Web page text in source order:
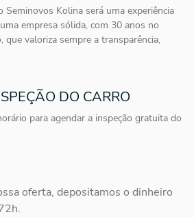
Seminovos Kolina será uma experiência
empresa sólida, com 30 anos no
que valoriza sempre a transparência,
DO CARRO
para agendar a inspeção gratuita do
oferta, depositamos o dinheiro